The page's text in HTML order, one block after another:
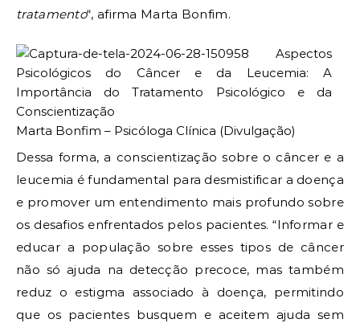
tratamento“, afirma Marta Bonfim.
Marta Bonfim – Psicóloga Clínica (Divulgação)
Dessa forma, a conscientização sobre o câncer e a
leucemia é fundamental para desmistificar a doença
e promover um entendimento mais profundo sobre
os desafios enfrentados pelos pacientes. “Informar e
educar a população sobre esses tipos de câncer
não só ajuda na detecção precoce, mas também
reduz o estigma associado à doença, permitindo
que os pacientes busquem e aceitem ajuda sem